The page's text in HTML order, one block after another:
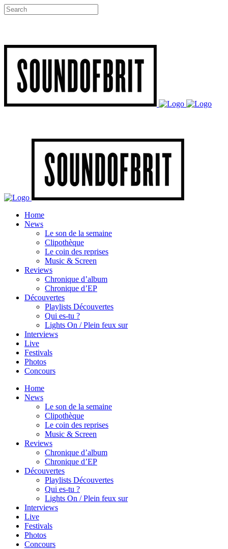
Home
News
Le son de la semaine
Clipothèque
Le coin des reprises
Music & Screen
Reviews
Chronique d’album
Chronique d’EP
Découvertes
Playlists Découvertes
Qui es-tu ?
Lights On / Plein feux sur
Interviews
Live
Festivals
Photos
Concours
Home
News
Le son de la semaine
Clipothèque
Le coin des reprises
Music & Screen
Reviews
Chronique d’album
Chronique d’EP
Découvertes
Playlists Découvertes
Qui es-tu ?
Lights On / Plein feux sur
Interviews
Live
Festivals
Photos
Concours